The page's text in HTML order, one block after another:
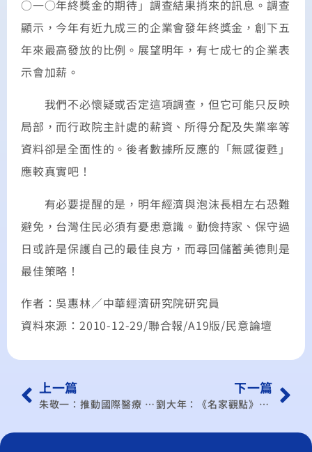
○一○年終獎金的期待」調查結果捎來的訊息。調查
顯示，今年有近九成三的企業會發年終獎金，創下五
年來最高發放的比例。展望明年，有七成七的企業表
示會加薪。
我們不必懷疑或否定這項調查，但它可能只反映
局部，而行政院主計處的薪資、所得分配及失業率等
資料卻是全面性的。後者數據所反應的「無感復甦」
應較真實吧！
有必要提醒的是，明年經濟與泡沫長相左右恐難
避免，台灣住民必須有憂患意識。勤儉持家、保守過
日或許是保護自己的最佳良方，而尋回儲蓄美德則是
最佳策略！
作者：吳惠林／中華經濟研究院研究員
資料來源：2010-12-29/聯合報/A19版/民意論壇
上一篇
朱敬一：推動國際醫療 根本不需「基金」
下一篇
劉大年：《名家觀點》善用原產地規定 落實ECFA效益